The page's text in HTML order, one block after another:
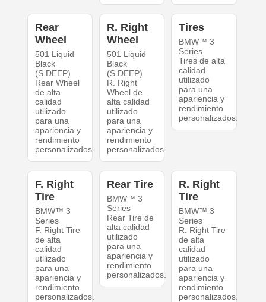
Rear
Wheel
501 Liquid
Black
(S.DEEP)
Rear Wheel
de alta
calidad
utilizado
para una
apariencia y
rendimiento
personalizados.
R. Right
Wheel
501 Liquid
Black
(S.DEEP)
R. Right
Wheel de
alta calidad
utilizado
para una
apariencia y
rendimiento
personalizados.
Tires
BMW™ 3
Series
Tires de alta
calidad
utilizado
para una
apariencia y
rendimiento
personalizados.
F. Right
Tire
BMW™ 3
Series
F. Right Tire
de alta
calidad
utilizado
para una
apariencia y
rendimiento
personalizados.
Rear Tire
BMW™ 3
Series
Rear Tire de
alta calidad
utilizado
para una
apariencia y
rendimiento
personalizados.
R. Right
Tire
BMW™ 3
Series
R. Right Tire
de alta
calidad
utilizado
para una
apariencia y
rendimiento
personalizados.